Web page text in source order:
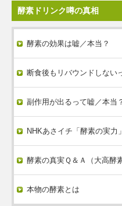
酵素ドリンク噂の真相
酵素の効果は嘘／本当？
断食後もリバウンドしない
副作用が出るって嘘／本当
NHKあさイチ「酵素の実力
酵素の真実Ｑ＆Ａ（大高酵素
本物の酵素とは